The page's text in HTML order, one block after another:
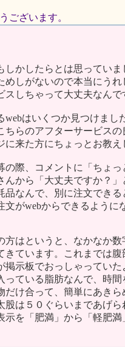
ございます。
しかしたらとは思ってい
めしがないので本当にうれ
スしちゃって大丈夫なんで
webはいくつか見つけまし
ちらのアフターサービス
に来た方にちょっとお教え
際、コメントに「ちょ
から「大丈夫ですか？」
なんで、別に注文でき
がwebからできるように
方はというと、なかなか
きています。これまでは
掲示板でおっしゃってい
っている脂肪なんで、時
だけ合って、簡単にあき
股は５０ぐらいまであげ
示を「肥満」から「軽肥